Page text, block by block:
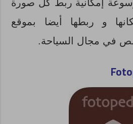
إمكانية ربط كل صورة
و ربطها أيضا بموقع